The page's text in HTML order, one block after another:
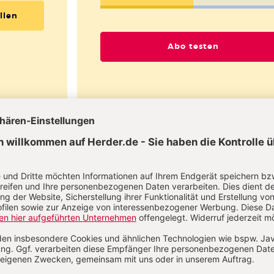
Abo testen
Sie haben ein Abonnement?
Regner
e.V. Kaltenkirchen, ist freiberuflich in der Fort- und
der Organisationsentwicklung und als Coach tätig.